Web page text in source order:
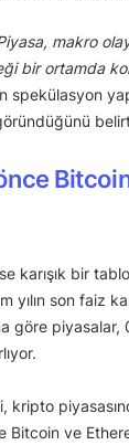
makro
bir ortamda
spekülasyon
karışık bir
yılın son faiz
göre piyasalar,
kripto
Bitcoin ve